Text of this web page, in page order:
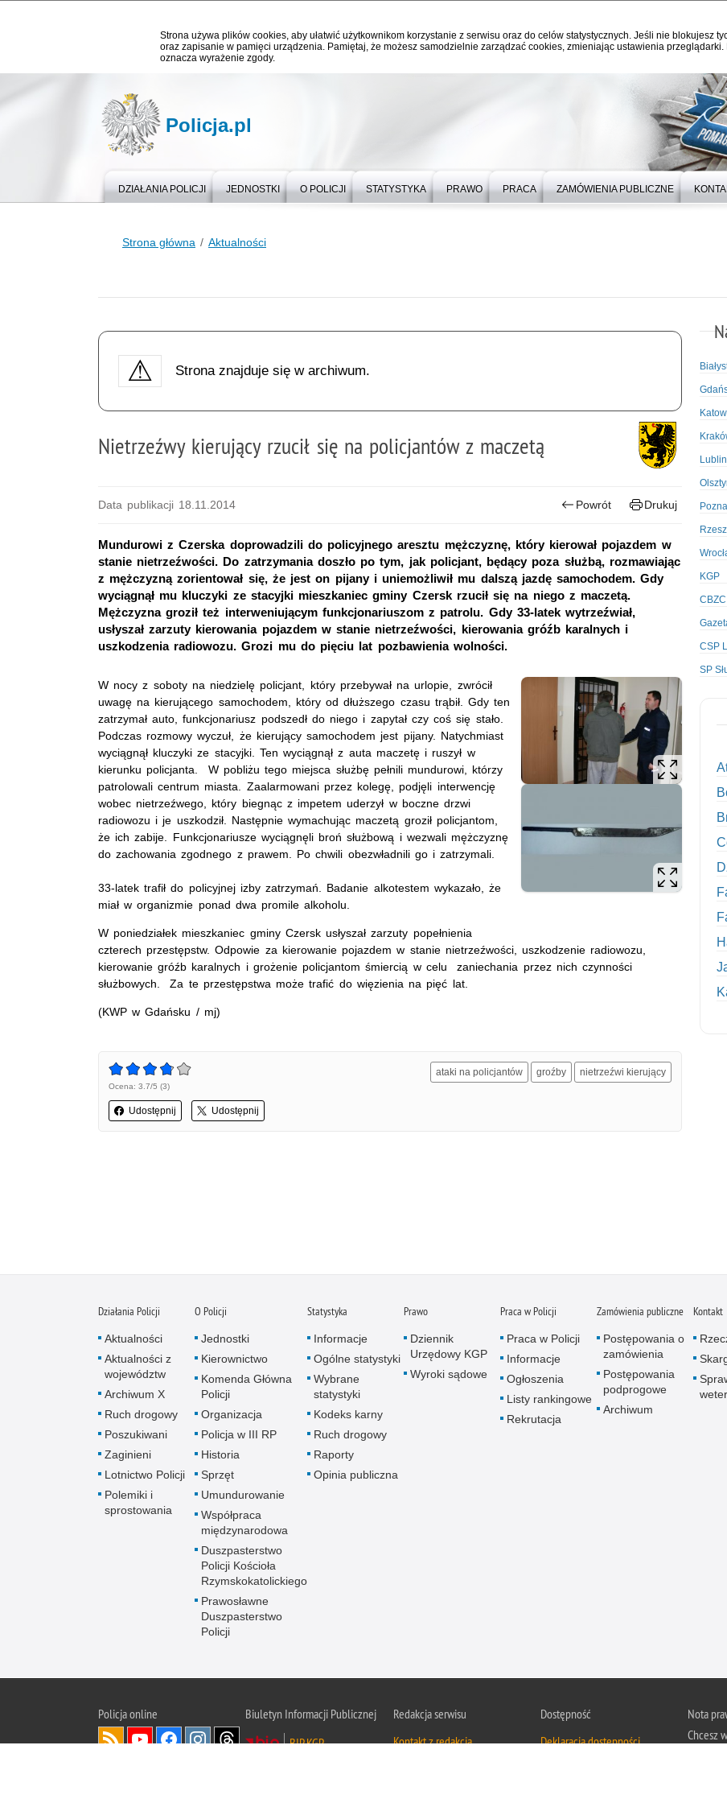
Strona używa plików cookies, aby ułatwić użytkownikom korzystanie z serwisu oraz do celów statystycznych. Jeśli nie blokujesz
oraz zapisanie w pamięci urządzenia. Pamiętaj, że możesz samodzielnie zarządzać cookies, zmieniając ustawienia
oznacza wyrażenie zgody.
Policja.pl
DZIAŁANIA POLICJI JEDNOSTKI O POLICJI STATYSTYKA PRAWO PRACA ZAMÓWIENIA PUBLICZNE
Strona główna Aktualności
Strona znajduje się w archiwum.
Nietrzeźwy kierujący rzucił się na policjantów z maczetą
Data publikacji 18.11.2014 Powrót Drukuj
Mundurowi z Czerska doprowadzili do policyjnego aresztu mężczyznę, który kierował pojazdem w
stanie nietrzeźwości. Do zatrzymania doszło po tym, jak policjant, będący poza służbą, rozmawiając
z mężczyzną zorientował się, że jest on pijany i uniemożliwił mu dalszą jazdę samochodem. Gdy
wyciągnął mu kluczyki ze stacyjki mieszkaniec gminy Czersk rzucił się na niego z maczetą.
Mężczyzna groził też interweniującym funkcjonariuszom z patrolu. Gdy 33-latek wytrzeźwiał,
usłyszał zarzuty kierowania pojazdem w stanie nietrzeźwości, kierowania gróźb karalnych i
uszkodzenia radiowozu. Grozi mu do pięciu lat pozbawienia wolności.
W nocy z soboty na niedzielę policjant, który przebywał na urlopie, zwrócił
uwagę na kierującego samochodem, który od dłuższego czasu trąbił. Gdy ten
zatrzymał auto, funkcjonariusz podszedł do niego i zapytał czy coś się stało.
Podczas rozmowy wyczuł, że kierujący samochodem jest pijany. Natychmiast
wyciągnął kluczyki ze stacyjki. Ten wyciągnął z auta maczetę i ruszył w
kierunku policjanta. W pobliżu tego miejsca służbę pełnili mundurowi, którzy
patrolowali centrum miasta. Zaalarmowani przez kolegę, podjęli interwencję
wobec nietrzeźwego, który biegnąc z impetem uderzył w boczne drzwi
radiowozu i je uszkodził. Następnie wymachując maczetą groził policjantom,
że ich zabije. Funkcjonariusze wyciągnęli broń służbową i wezwali mężczyznę
do zachowania zgodnego z prawem. Po chwili obezwładnili go i zatrzymali.
33-latek trafił do policyjnej izby zatrzymań. Badanie alkotestem wykazało, że
miał w organizmie ponad dwa promile alkoholu.
W poniedziałek mieszkaniec gminy Czersk usłyszał zarzuty popełnienia
czterech przestępstw. Odpowie za kierowanie pojazdem w stanie nietrzeźwości, uszkodzenie radiowozu,
kierowanie gróźb karalnych i grożenie policjantom śmiercią w celu zaniechania przez nich czynności
służbowych. Za te przestępstwa może trafić do więzienia na pięć lat.
(KWP w Gdańsku / mj)
Ocena: 3.7/5 (3)
Udostępnij Udostępnij
ataki na policjantów groźby nietrzeźwi kierujący
Lublin
KGP
CBZC
CSP
SP
Działania Policji
Aktualności
Aktualności z
województw
Archiwum X
Ruch drogowy
Poszukiwani
Zaginieni
Lotnictwo Policji
Polemiki i
sprostowania
O Policji
Jednostki
Kierownictwo
Komenda Główna
Policji
Organizacja
Policja w III RP
Historia
Sprzęt
Umundurowanie
Współpraca
międzynarodowa
Duszpasterstwo
Policji Kościoła
Rzymskokatolickiego
Prawosławne
Duszpasterstwo
Policji
Statystyka
Informacje
Ogólne statystyki
Wybrane
statystyki
Kodeks karny
Ruch drogowy
Raporty
Opinia publiczna
Prawo
Dziennik
Urzędowy KGP
Wyroki sądowe
Praca w Policji
Praca w Policji
Informacje
Ogłoszenia
Listy rankingowe
Rekrutacja
Zamówienia publiczne
Postępowania o
zamówienia
Postępowania
podprogowe
Archiwum
Kontakt
Policjaonline
Biuletyn Informacji Publicznej
BIP KGP
Redakcja serwisu
Kontakt z redakcją
Dostępność
Deklaracja dostępności
Nota
Chcesz